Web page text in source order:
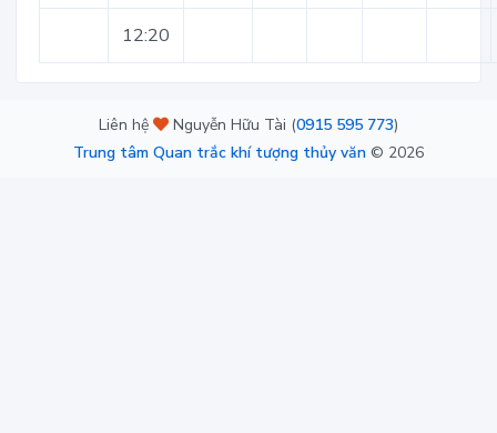
12:20
Liên hệ Nguyễn Hữu Tài (0915 595 773)
Trung tâm Quan trắc khí tượng thủy văn © 2026